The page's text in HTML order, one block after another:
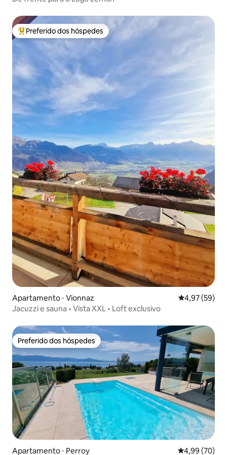
Entre os melhores preferidos dos hóspedes
Preferido dos hóspedes
Apartamento ⋅ Vionnaz 4,97 de uma
4,97 (59)
Jacuzzi e sauna • Vista XXL • Loft exclusivo
Preferido dos hóspedes
Preferido dos hóspedes
Apartamento ⋅ Perroy 4,99 de uma
4,99 (70)